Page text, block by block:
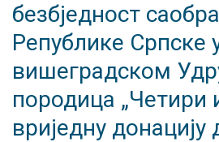
безбједност
Републике Српске
вишеградском
породица „Четири
вриједну донацију